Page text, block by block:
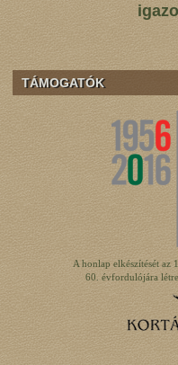
TÁMOGATÓK
A honlap elkészítését az
60. évfordulójára